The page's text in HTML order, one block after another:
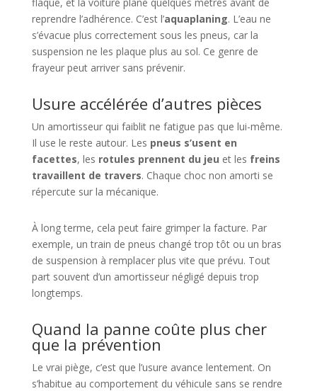
reprendre l’adhérence. C’est l’aquaplaning. L’eau ne
s’évacue plus correctement sous les pneus, car la
suspension ne les plaque plus au sol. Ce genre de
frayeur peut arriver sans prévenir.
Usure accélérée d’autres pièces
Un amortisseur qui faiblit ne fatigue pas que lui-même.
Il use le reste autour. Les pneus s’usent en
facettes, les rotules prennent du jeu et les freins
travaillent de travers. Chaque choc non amorti se
répercute sur la mécanique.
À long terme, cela peut faire grimper la facture. Par
exemple, un train de pneus changé trop tôt ou un bras
de suspension à remplacer plus vite que prévu. Tout
part souvent d’un amortisseur négligé depuis trop
longtemps.
Quand la panne coûte plus cher
que la prévention
Le vrai piège, c’est que l’usure avance lentement. On
s’habitue au comportement du véhicule sans se rendre